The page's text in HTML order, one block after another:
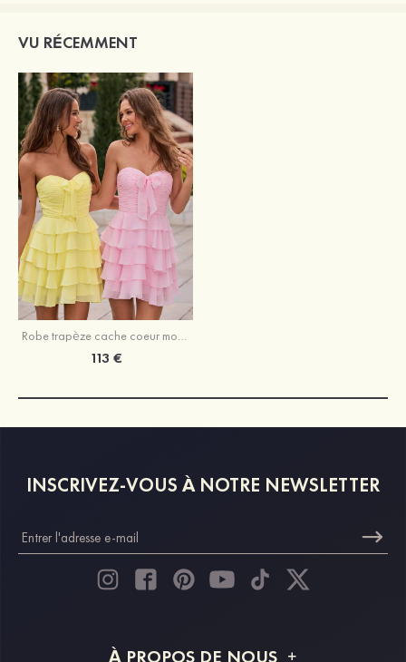
VU RÉCEMMENT
Robe trapèze cache coeur mousseline courte/mini robe de fête de la rentrée avec plissé volants
113 €
INSCRIVEZ-VOUS À NOTRE NEWSLETTER
À PROPOS DE NOUS